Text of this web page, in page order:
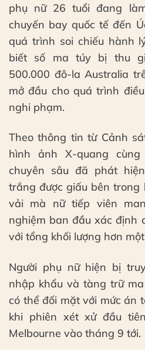
phụ nữ 26 tuổi đang
chuyến bay quốc tế đến
quá trình soi chiếu hành
biết số ma túy bị thu
500.000 đô-la Australia
mở đầu cho quá trình
nghi phạm.
Theo thông tin từ Cảnh
hình ảnh X-quang
chuyên sâu đã phát
trắng được giấu bên trong
vải mà nữ tiếp viên
nghiệm ban đầu xác định
với tổng khối lượng hơn
Người phụ nữ hiện bị
nhập khẩu và tàng trữ
có thể đối mặt với mức án
khi phiên xét xử đầu
Melbourne vào tháng 9 tới.